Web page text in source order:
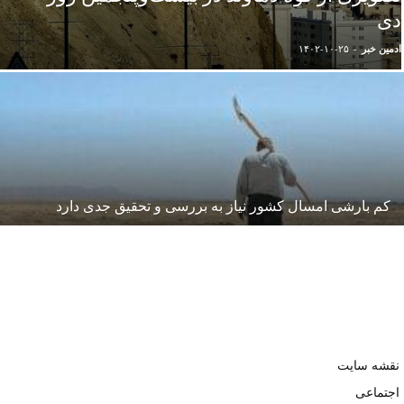
دی
ادمین خبر - ۱۴۰۲-۱۰-۲۵
کم بارشی امسال کشور نیاز به بررسی و تحقیق جدی دارد
نقشه سایت
اجتماعی